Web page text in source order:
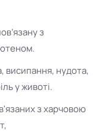
з
висипання, нудота,
у животі.
з харчовою